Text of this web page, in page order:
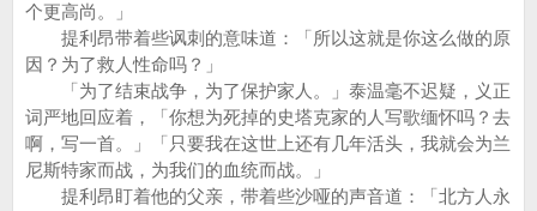
个更高尚。」
提利昂带着些讽刺的意味道：「所以这就是你这么做的原
因？为了救人性命吗？」
「为了结束战争，为了保护家人。」泰温毫不迟疑，义正
词严地回应着，「你想为死掉的史塔克家的人写歌缅怀吗？去
啊，写一首。」「只要我在这世上还有几年活头，我就会为兰
尼斯特家而战，为我们的血统而战。」
提利昂盯着他的父亲，带着些沙哑的声音道：「北方人永